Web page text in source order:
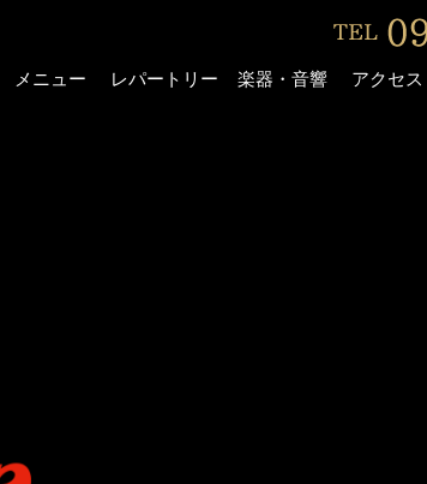
メニュー レパートリー 楽器・音響 アクセス